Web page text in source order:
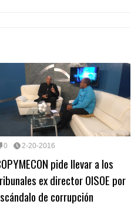
0 2-20-2016
pide llevar a los
ex director OISOE por
de corrupción